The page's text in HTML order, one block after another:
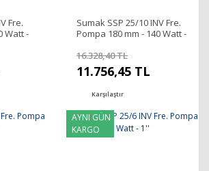
Fre.
Watt -
Sumak SSP 25/10 INV Fre.
Pompa 180 mm - 140 Watt -
16.328,40 TL
11.756,45 TL
Karşılaştır
AYNI GÜN
KARGO